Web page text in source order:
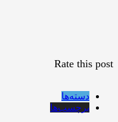
Rate this post
دسته‌ها
برچسب‌ها